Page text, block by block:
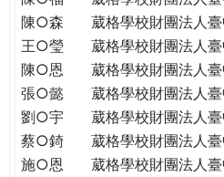
陳○森
葳格學校財團法人
王○瑩
葳格學校財團法人
陳○恩
葳格學校財團法人
張○懿
葳格學校財團法人
劉○宇
葳格學校財團法人
蔡○錡
葳格學校財團法人
施○恩
葳格學校財團法人